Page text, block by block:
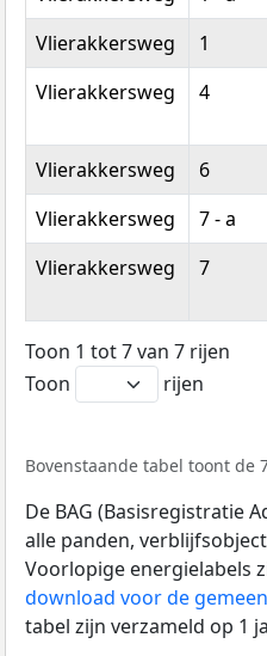
Vlierakkersweg
1
Vlierakkersweg
4
Vlierakkersweg 6
Vlierakkersweg
7 - a
Vlierakkersweg
7
Toon 1 tot 7 van 7 rijen
Toon
rijen
Bovenstaande tabel toont de
De BAG (Basisregistratie
alle panden,
Voorlopige energielabels
download voor de
tabel zijn verzameld op 1